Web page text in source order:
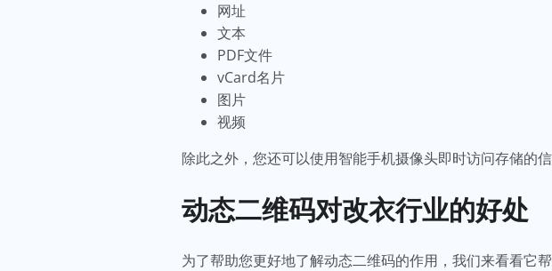
网址
文本
PDF文件
vCard名片
图片
视频
除此之外，您还可以使用智能手机摄像头即时访问存储的
动态二维码对改衣行业的好处
为了帮助您更好地了解动态二维码的作用，我们来看看它